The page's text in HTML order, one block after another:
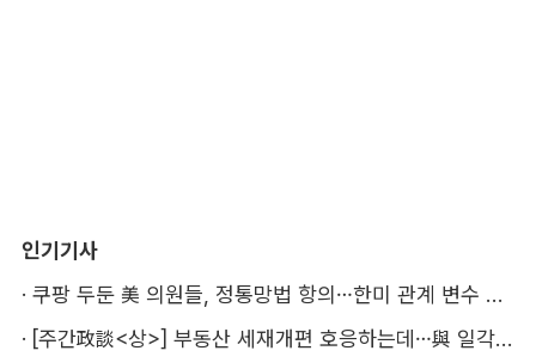
인기기사
·
쿠팡 두둔 美 의원들, 정통망법 항의…한미 관계 변수 될까
·
[주간政談<상>] 부동산 세재개편 호응하는데…與 일각의 속내